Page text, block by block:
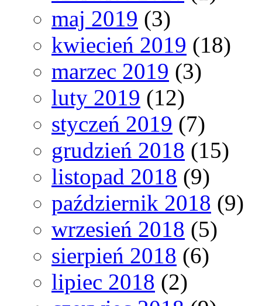
maj 2019 (3)
kwiecień 2019 (18)
marzec 2019 (3)
luty 2019 (12)
styczeń 2019 (7)
grudzień 2018 (15)
listopad 2018 (9)
październik 2018 (9)
wrzesień 2018 (5)
sierpień 2018 (6)
lipiec 2018 (2)